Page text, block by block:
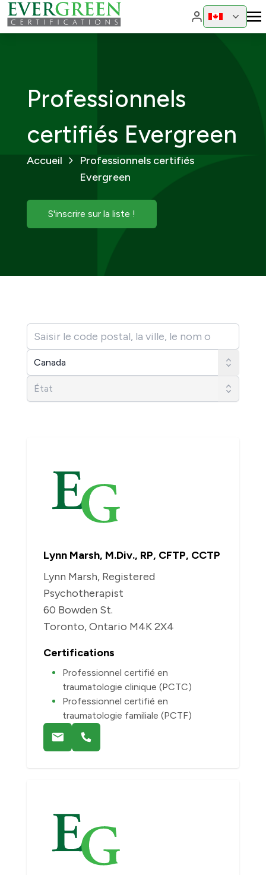
Changer de
Professionnels
certifiés Evergreen
Accueil
Professionnels certifiés
Evergreen
S'inscrire sur la liste !
Recherche par code postal, ville, nom ou certification
Pays
États
Lynn Marsh, M.Div., RP, CFTP, CCTP
Lynn Marsh, Registered
Psychotherapist
60 Bowden St.
Toronto, Ontario M4K 2X4
Certifications
Professionnel certifié en
traumatologie clinique (PCTC)
Professionnel certifié en
traumatologie familiale (PCTF)